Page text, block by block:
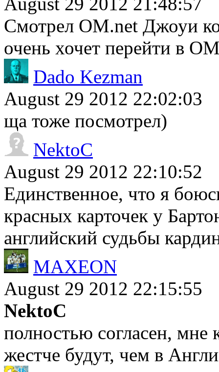
Смотрел ОМ.nеt Джоуи
очень хочет перейти в
Dado Kezman
August 29 2012 22:02:03
ща тоже посмотрел)
NektoC
August 29 2012 22:10:52
Единственное, что я
красных карточек у
английский судьбы
MAXEON
August 29 2012 22:15:55
NektoC
полностью согласен, мне
жестче будут, чем в